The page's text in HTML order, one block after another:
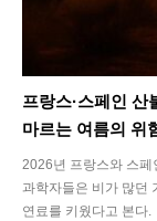
프랑스·스페인 산
마르는 여름의 위
2026년 프랑스와 스페
과학자들은 비가 많던
연료를 키웠다고 본다.